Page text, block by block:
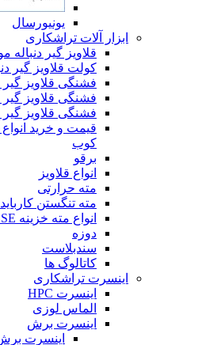
یونیورسال
ابزار آلات تراشکاری
قلاویز گیر
کولت قلاویز گیر
فشنگی قلاویز گیر DIN 371 دنباله 19
فشنگی قلاویز گیر DIN 371 دنباله 31
فشنگی قلاویز گیر DIN371 دنباله 48
قیمت و خرید
کوب
برقو
انواع قلاویز
مته حرارتی
مته تنگستن کارباید
انواع مته خزینه HSSE
دوزه
سندبلاست
کاتالوگ ها
اینسرت تراشکاری
اینسرت HPC
الماس لوزی
اینسرت برش
اینسرت